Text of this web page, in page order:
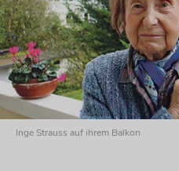
Inge Strauss auf ihrem Balkon